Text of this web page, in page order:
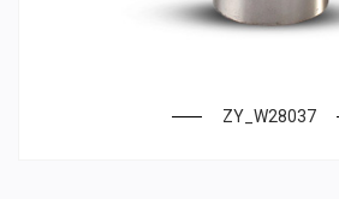
ZY_W28037